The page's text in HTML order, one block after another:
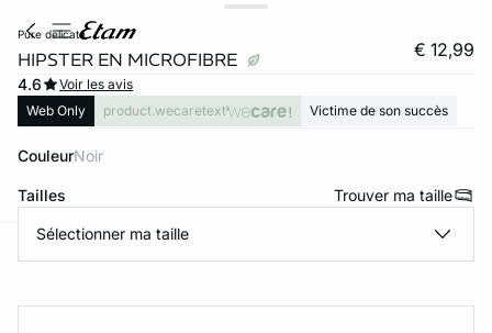
pure delicate
HIPSTER EN MICROFIBRE € 12,99
4.6
Voir les avis
Web Only
product.wecaretext Victime de son succès
Couleur noir
Tailles Trouver ma taille
Sélectionner ma taille